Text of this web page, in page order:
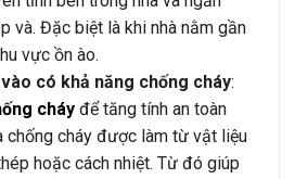
và. Đặc biệt là khi nhà nằm gần
vực ồn ào.
có khả năng chống cháy:
cháyđể tăng tính an toàn
chống cháy được làm từ vật liệu
hoặc cách nhiệt. Từ đó giúp